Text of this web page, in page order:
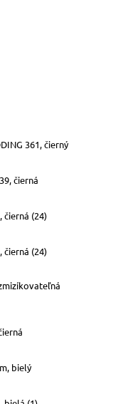
361, čierný
čierná
čierná (24)
čierná (24)
bielý